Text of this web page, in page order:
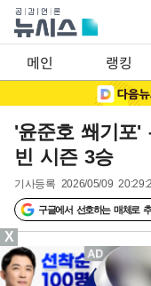
메인 랭킹
'윤준호 쐐기포
빈 시즌 3승
기사등록 2026/05/09
구글에서 선호하는 매체로
X